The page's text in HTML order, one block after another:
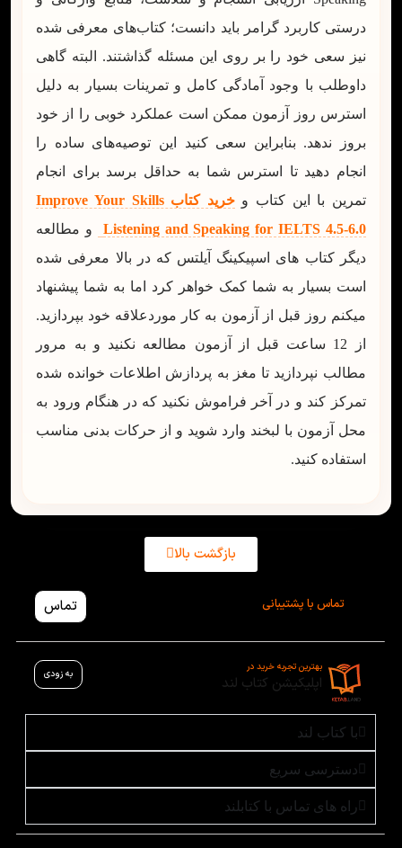
درستی کاربرد گرامر باید دانست؛ کتاب‌های معرفی شده
نیز سعی خود را بر روی این مسئله گذاشتند. البته گاهی
داوطلب با وجود آمادگی کامل و تمرینات بسیار به دلیل
استرس روز آزمون ممکن است عملکرد خوبی را از خود
بروز ندهد. بنابراین سعی کنید این توصیه‌های ساده را
انجام دهید تا استرس شما به حداقل برسد برای انجام
تمرین با این کتاب و
خرید کتاب Improve Your Skills
Listening and Speaking for IELTS 4.5-6.0
و مطالعه
دیگر کتاب های اسپیکینگ آیلتس که در بالا معرفی شده
است بسیار به شما کمک خواهر کرد اما به شما پیشنهاد
میکنم روز قبل از آزمون به کار موردعلاقه خود بپردازید.
از 12 ساعت قبل از آزمون مطالعه نکنید و به مرور
مطالب نپردازید تا مغز به پردازش اطلاعات خوانده شده
تمرکز کند و در آخر فراموش نکنید که در هنگام ورود به
محل آزمون با لبخند وارد شوید و از حرکات بدنی مناسب
استفاده کنید.
بازگشت بالا
تماس با پشتیبانی تماس
بهترین تجربه خرید در
اپلیکیشن کتاب لند به زودی
با کتاب لند
دسترسی سریع
راه های تماس با کتابلند